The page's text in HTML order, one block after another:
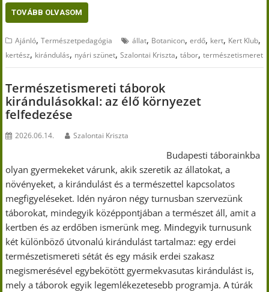
TOVÁBB OLVASOM
Ajánló,Természetpedagógia állat, Botanicon,erdő, kert, Kert Klub,
kertész, kirándulás, nyári szünet,Szalontai Kriszta,tábor,természetismeret
Természetismereti táborok
kirándulásokkal: az élő környezet
felfedezése
2026.06.14. Szalontai Kriszta
Budapesti táborainkba
olyan gyermekeket várunk, akik szeretik az állatokat, a
növényeket, a kirándulást és a természettel kapcsolatos
megfigyeléseket. Idén nyáron négy turnusban szervezünk
táborokat, mindegyik középpontjában a természet áll, amit a
kertben és az erdőben ismerünk meg. Mindegyik turnusunk
két különböző útvonalú kirándulást tartalmaz: egy erdei
természetismereti sétát és egy másik erdei szakasz
megismerésével egybekötött gyermekvasutas kirándulást is,
mely a táborok egyik legemlékezetesebb programja. A túrák